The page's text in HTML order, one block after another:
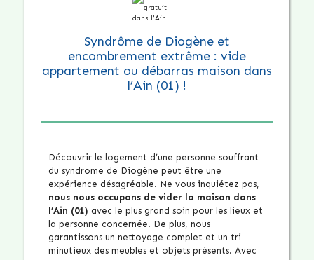
Syndrôme de Diogène et
encombrement extrême : vide
appartement ou débarras maison dans
l’Ain (01) !
Découvrir le logement d’une personne souffrant
du syndrome de Diogène peut être une
expérience désagréable. Ne vous inquiétez pas,
nous nous occupons de vider la maison dans
l’Ain (01) avec le plus grand soin pour les lieux et
la personne concernée. De plus, nous
garantissons un nettoyage complet et un tri
minutieux des meubles et objets présents. Avec